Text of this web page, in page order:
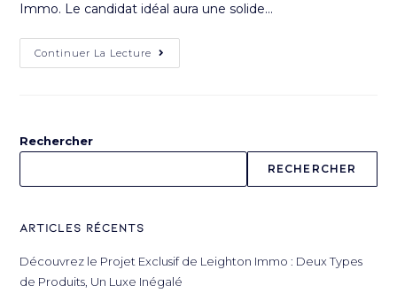
Immo. Le candidat idéal aura une solide…
Continuer La Lecture
Rechercher
RECHERCHER
Articles récents
Découvrez le Projet Exclusif de Leighton Immo : Deux Types
de Produits, Un Luxe Inégalé